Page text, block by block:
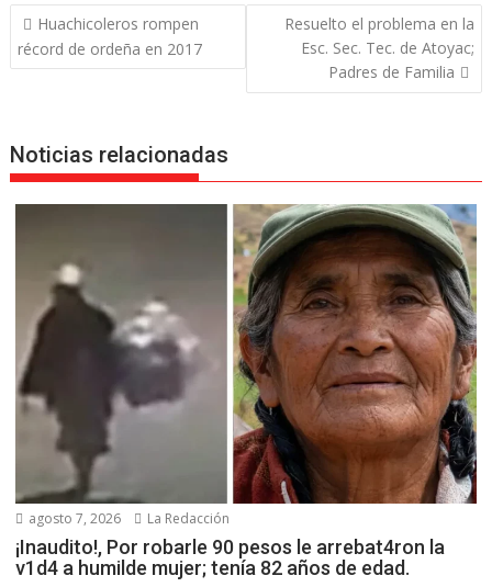
Navegación
de
entradas
Huachicoleros rompen
récord de ordeña en 2017
Resuelto el problema en la
Esc. Sec. Tec. de Atoyac;
Padres de Familia
Noticias relacionadas
agosto 7, 2026 La Redacción
¡Inaudito!, Por robarle 90 pesos le arrebat4ron la
v1d4 a humilde mujer; tenía 82 años de edad.